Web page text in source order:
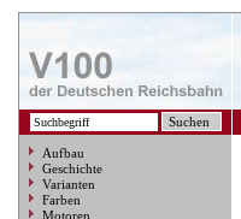
Aufbau
Geschichte
Varianten
Farben
Motoren